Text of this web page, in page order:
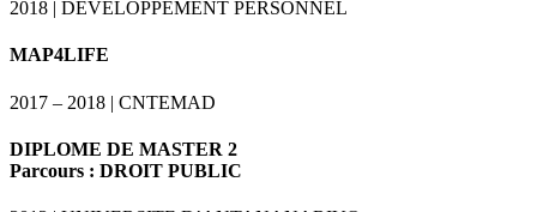
2018 | DEVELOPPEMENT PERSONNEL
MAP4LIFE
2017 – 2018 | CNTEMAD
DIPLOME DE MASTER 2
Parcours : DROIT PUBLIC